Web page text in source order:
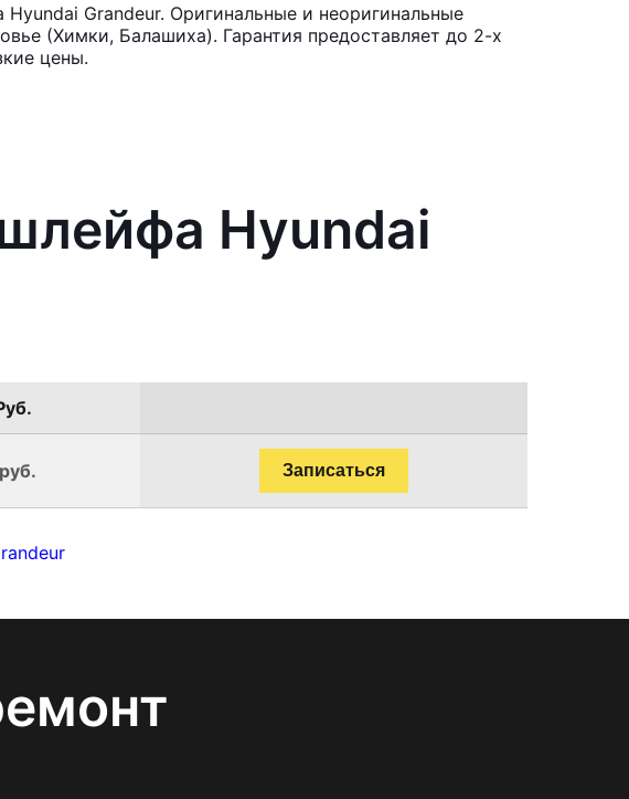
Grandeur. Оригинальные и неоригинальные
(Химки, Балашиха). Гарантия предоставляет до 2-х
цены.
Hyundai
Записаться